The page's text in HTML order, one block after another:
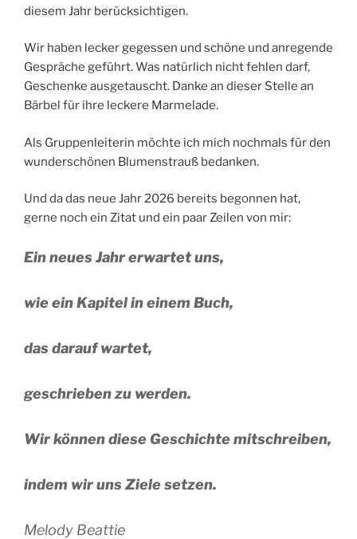
diesem Jahr berücksichtigen.
Wir haben lecker gegessen und schöne und anregende
Gespräche geführt. Was natürlich nicht fehlen darf,
Geschenke ausgetauscht. Danke an dieser Stelle an
Bärbel für ihre leckere Marmelade.
Als Gruppenleiterin möchte ich mich nochmals für den
wunderschönen Blumenstrauß bedanken.
Und da das neue Jahr 2026 bereits begonnen hat,
gerne noch ein Zitat und ein paar Zeilen von mir:
Ein neues Jahr erwartet uns,
wie ein Kapitel in einem Buch,
das darauf wartet,
geschrieben zu werden.
Wir können diese Geschichte mitschreiben,
indem wir uns Ziele setzen.
Melody Beattie